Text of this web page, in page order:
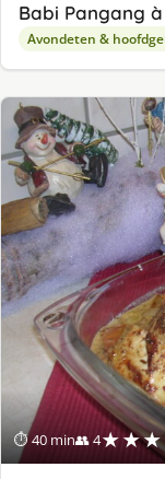
Babi Pangang
Avondeten &
⏱ 40 min👥 4